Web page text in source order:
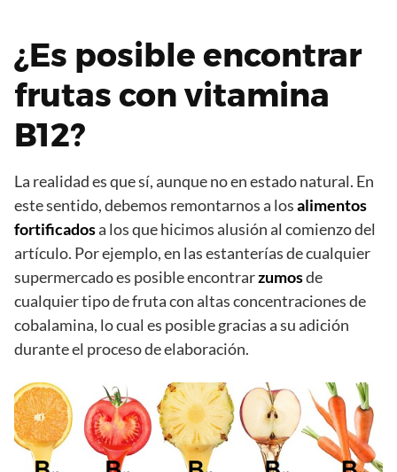
¿Es posible encontrar
frutas con vitamina
B12?
La realidad es que sí, aunque no en estado natural. En
este sentido, debemos remontarnos a losalimentos
fortificadosa los que hicimos alusión al comienzo del
artículo. Por ejemplo, en las estanterías de cualquier
supermercado es posible encontrarzumosde
cualquier tipo de fruta con altas concentraciones de
cobalamina, lo cual es posible gracias a su adición
durante el proceso de elaboración.